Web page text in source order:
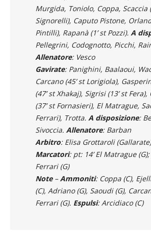
Nouaoui), Arcidiaco, Pirolo (20’ st
Murgida, Toniolo, Coppa, Scaccia
Signorelli), Caputo Pistone,
Pintilli), Rapanà (1’ st Pozzi).A
Pellegrini, Codognotto, Picchi,
Allenatore: Vesco
Gavirate : Panighini, Baalaoui,
Carcano (45’ st Lorigiola),
(47’ st Xhakaj), Sigrisi (13’ st
(37’ st Fornasieri), El Matrague,
Ferrari), Trotta.A disposizione
Sivoccia. Allenatore: Barban
Arbitro: Elisa Grottaroli (Gallarate)
Marcatori: pt: 14’ El Matrague (G);
Ferrari (G)
Note –Ammoniti: Coppa (C),
(C), Adriano (G), Saoudi (G),